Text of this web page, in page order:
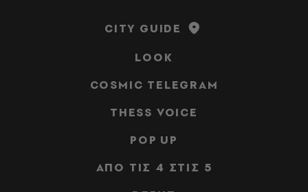
CITY GUIDE
LOOK
COSMIC TELEGRAM
THESS VOICE
POP UP
ΑΠΟ ΤΙΣ 4 ΣΤΙΣ 5